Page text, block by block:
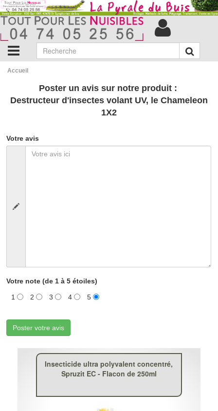
Accueil
Poster un avis sur notre produit :
Destructeur d'insectes volant UV, le Chameleon
1X2
Votre avis
Votre note (de 1 à 5 étoiles)
1 2 3 4 5
Poster votre avis
Insecticide ultra polyvalent concentré,
Spruzit EC - Flacon de 250ml